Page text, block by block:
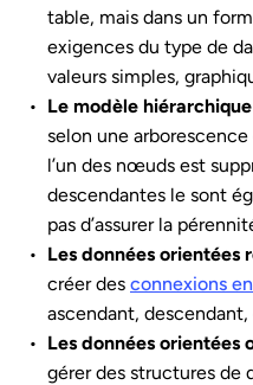
table, mais dans un
exigences du type de
valeurs simples,
Le modèle hiérarchique
selon une
l’un des nœuds est
descendantes le sont
pas d’assurer la
Les données orientées
créer des connexions
ascendant,
Les données orientées
gérer des structures de